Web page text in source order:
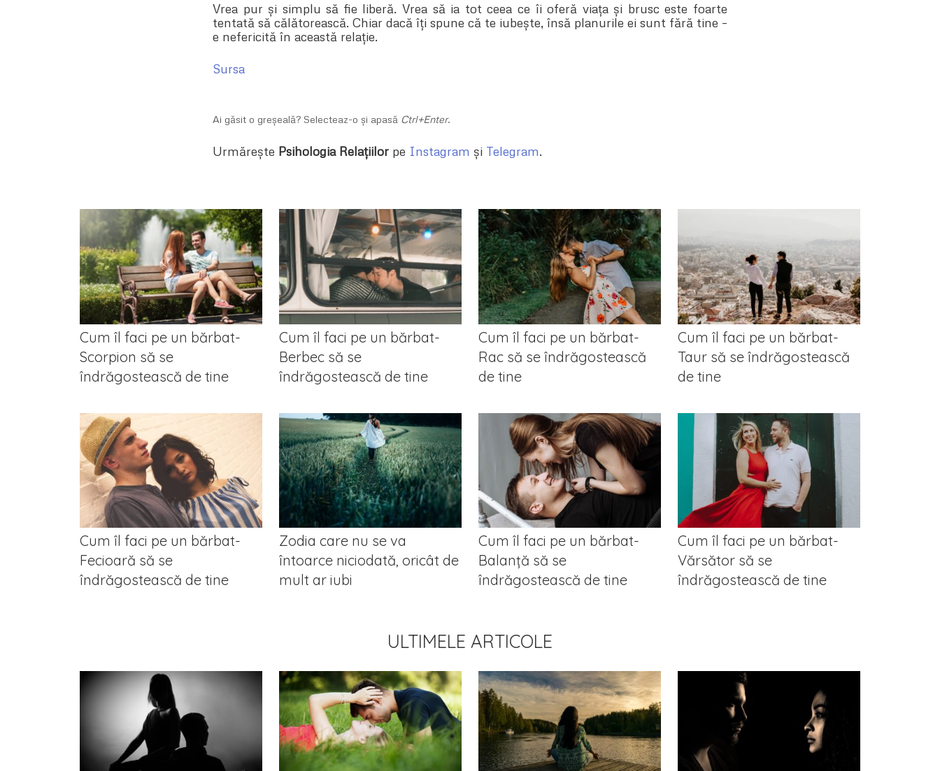
Vrea pur și simplu să fie liberă. Vrea să ia tot ceea ce îi oferă viața și brusc este foarte
tentată să călătorească. Chiar dacă îți spune că te iubește, însă planurile ei sunt fără tine –
e nefericită în această relație.
Sursa
Ai găsit o greșeală? Selecteaz-o și apasă Ctrl+Enter.
Urmărește Psihologia Relațiilor pe Instagram și Telegram.
Cum îl faci pe un bărbat-
Scorpion să se
îndrăgostească de tine
Cum îl faci pe un bărbat-
Berbec să se
îndrăgostească de tine
Cum îl faci pe un bărbat-
Rac să se îndrăgostească
de tine
Cum îl faci pe un bărbat-
Taur să se îndrăgostească
de tine
Cum îl faci pe un bărbat-
Fecioară să se
îndrăgostească de tine
Zodia care nu se va
întoarce niciodată, oricât de
mult ar iubi
Cum îl faci pe un bărbat-
Balanță să se
îndrăgostească de tine
Cum îl faci pe un bărbat-
Vărsător să se
îndrăgostească de tine
ULTIMELE ARTICOLE